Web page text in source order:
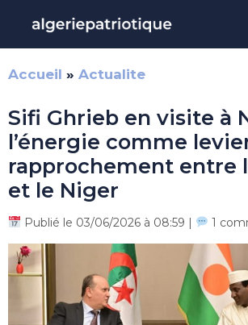
contenu
Accueil » Actualite
Sifi Ghrieb en visite à
l’énergie comme
rapprochement entre
et le Niger
Publié le 03/06/2026 à 08:59 | 1